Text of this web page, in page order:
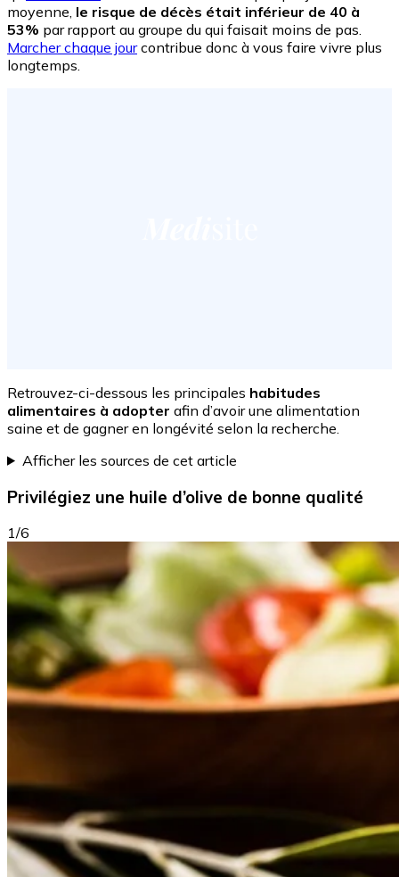
moyenne, le risque de décès était inférieur de 40 à
53% par rapport au groupe du qui faisait moins de pas.
Marcher chaque jourcontribue donc à vous faire vivre plus
longtemps.
Retrouvez-ci-dessous les principales habitudes
alimentaires à adopter afin d’avoir une alimentation
saine et de gagner en longévité selon la recherche.
Afficher les sources de cet article
Privilégiez une huile d’olive de bonne qualité
1/6